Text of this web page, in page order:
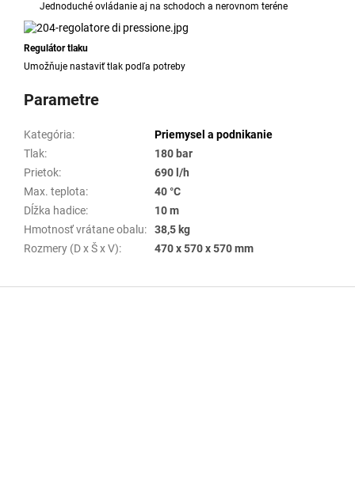
Jednoduché ovládanie aj na schodoch a nerovnom teréne
Regulátor tlaku
Umožňuje nastaviť tlak podľa potreby
Parametre
Kategória:
Priemysel a podnikanie
Tlak:
180 bar
Prietok:
690 l/h
Max. teplota:
40 °C
Dĺžka hadice:
10 m
Hmotnosť vrátane obalu:
38,5 kg
Rozmery (D x Š x V): 470 x 570 x 570 mm